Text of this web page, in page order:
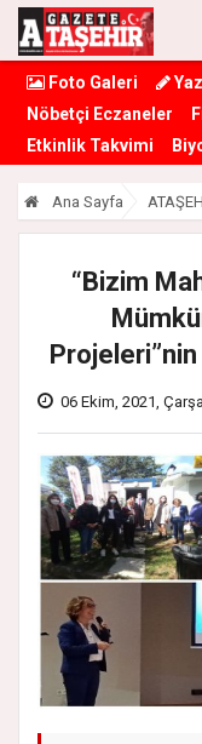
Foto Galeri
Nöbetçi Eczaneler
Etkinlik Takvimi
Ana Sayfa
“Bizim
Projeleri”nin
06 Ekim, 2021,